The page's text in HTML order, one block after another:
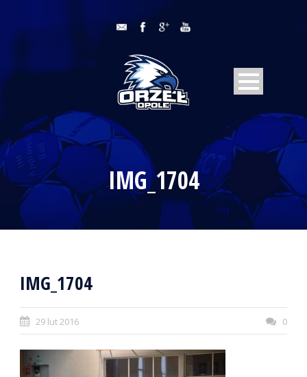
IMG_1704
IMG_1704
29 lut 2016 0